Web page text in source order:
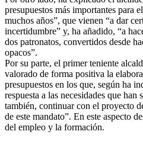
presupuestos más importantes para
muchos años”, que vienen “a dar
incertidumbre” y, ha añadido, “a
dos patronatos, convertidos desde
opacos”.
Por su parte, el primer teniente
valorado de forma positiva la
presupuestos en los que, según ha
respuesta a las necesidades que
también, continuar con el proyecto
de este mandato”. En este aspecto
del empleo y la formación.